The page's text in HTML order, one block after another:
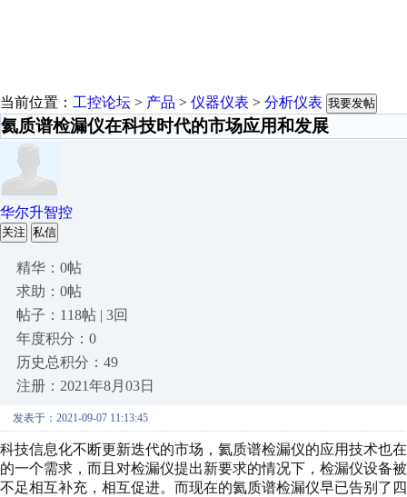
当前位置： 工控论坛 > 产品 > 仪器仪表 > 分析仪表 我要发帖
氦质谱检漏仪在科技时代的市场应用和发展
华尔升智控
关注 私信
精华：0帖
求助：0帖
帖子：118帖 | 3回
年度积分：0
历史总积分：49
注册：2021年8月03日
发表于：2021-09-07 11:13:45
科技信息化不断更新迭代的市场，氦质谱检漏仪的应用技术也
的一个需求，而且对检漏仪提出新要求的情况下，检漏仪设备
不足相互补充，相互促进。而现在的氦质谱检漏仪早已告别了